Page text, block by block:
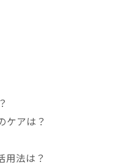
ケアは？
用法は？